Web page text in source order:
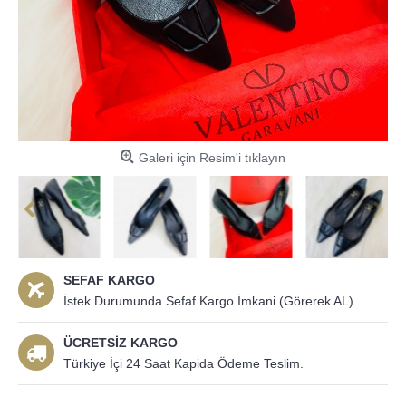
Galeri için Resim'i tıklayın
SEFAF KARGO
İstek Durumunda Sefaf Kargo İmkani (Görerek AL)
ÜCRETSİZ KARGO
Türkiye İçi 24 Saat Kapida Ödeme Teslim.